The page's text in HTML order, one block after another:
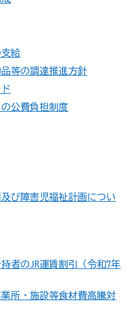
給
等の調達推進方針
公費負担制度
び障害児福祉計画につい
者のJR運賃割引（令和7年
所・施設等食材費高騰対